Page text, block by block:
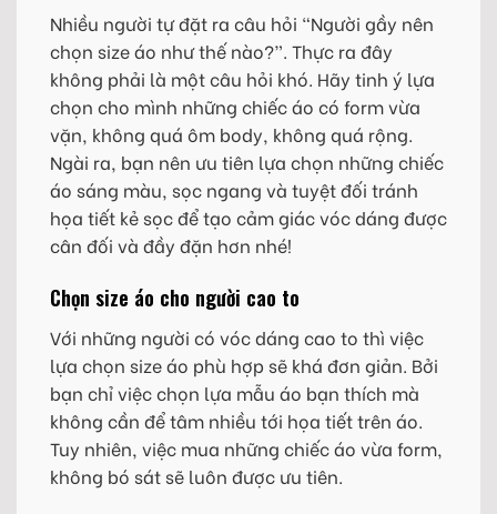
Nhiều người tự đặt ra câu hỏi “Người gầy nên
chọn size áo như thế nào?”. Thực ra đây
không phải là một câu hỏi khó. Hãy tinh ý lựa
chọn cho mình những chiếc áo có form vừa
vặn, không quá ôm body, không quá rộng.
Ngài ra, bạn nên ưu tiên lựa chọn những chiếc
áo sáng màu, sọc ngang và tuyệt đối tránh
họa tiết kẻ sọc để tạo cảm giác vóc dáng được
cân đối và đầy đặn hơn nhé!
Chọn size áo cho người cao to
Với những người có vóc dáng cao to thì việc
lựa chọn size áo phù hợp sẽ khá đơn giản. Bởi
bạn chỉ việc chọn lựa mẫu áo bạn thích mà
không cần để tâm nhiều tới họa tiết trên áo.
Tuy nhiên, việc mua những chiếc áo vừa form,
không bó sát sẽ luôn được ưu tiên.